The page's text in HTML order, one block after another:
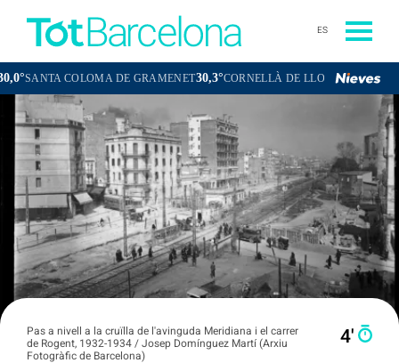
ES
COLOMA DE GRAMENET30,3°CORNELLÀ DE LLOBREGAT 30,2°SANT
Pas a nivell a la cruïlla de l'avinguda Meridiana i el carrer
de Rogent, 1932-1934 / Josep Domínguez Martí (Arxiu
Fotogràfic de Barcelona)
4′